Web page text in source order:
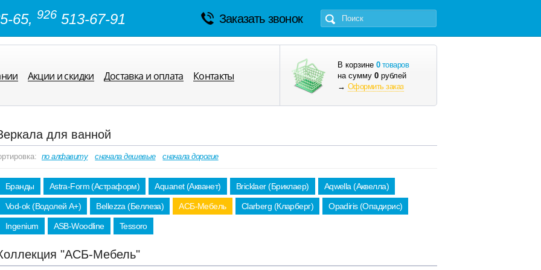
65, 926 513-67-91 Заказать звонок
В корзине 0товаров
на сумму 0 рублей
→ Оформить заказ
Акции и скидки Доставка и оплата Контакты
для ванной
по алфавиту сначала дешевые сначала дорогие
Бранды Astra-Form (Астраформ) Aquanet (Акванет) Bricklaer (Бриклаер) Aqwella (Аквелла)
Vod-ok (Водолей А+) Bellezza (Беллеза) АСБ-Мебель Clarberg (Кларберг) Opadiris (Опадирис)
Ingenium ASB-Woodline Tessoro
"АСБ-Мебель"